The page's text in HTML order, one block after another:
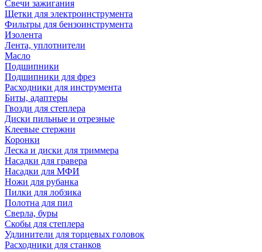
Свечи зажигания
Щетки для электроинструмента
Фильтры для бензоинструмента
Изолента
Лента, уплотнители
Масло
Подшипники
Подшипники для фрез
Расходники для инструмента
Биты, адаптеры
Гвозди для степлера
Диски пильные и отрезные
Клеевые стержни
Коронки
Леска и диски для триммера
Насадки для гравера
Насадки для МФИ
Ножи для рубанка
Пилки для лобзика
Полотна для пил
Сверла, буры
Скобы для степлера
Удлинители для торцевых головок
Расходники для станков